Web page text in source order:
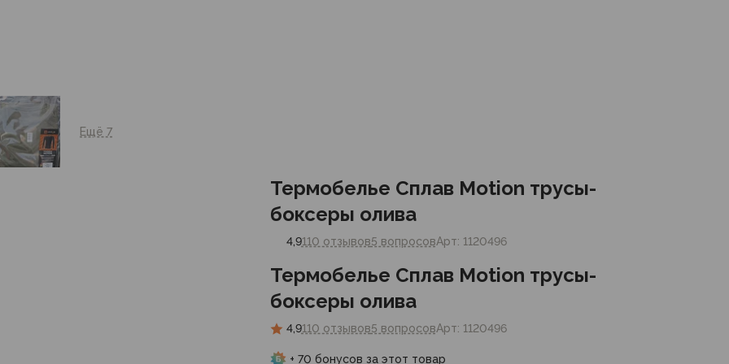
Ещё 7
+ 70 бонусов за этот товар
Термобелье Сплав Motion трусы-
боксеры олива
4,9110 отзывов5 вопросовАрт: 1120496
Термобелье Сплав Motion трусы-
боксеры олива
4,9110 отзывов5 вопросовАрт: 1120496